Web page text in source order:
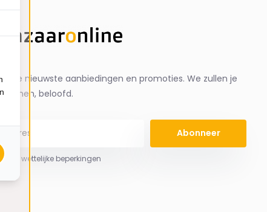
de nieuwste aanbiedingen en promoties. We zullen je
beloofd.
Abonneer
de wettelijke beperkingen